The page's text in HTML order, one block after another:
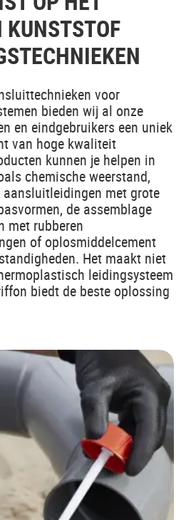
voor
bieden wij al onze
en eindgebruikers een uniek
van hoge kwaliteit
kunnen je helpen in
chemische weerstand,
met grote
de assemblage
met rubberen
of oplosmiddelcement
Het maakt niet
leidingsysteem
biedt de beste oplossing